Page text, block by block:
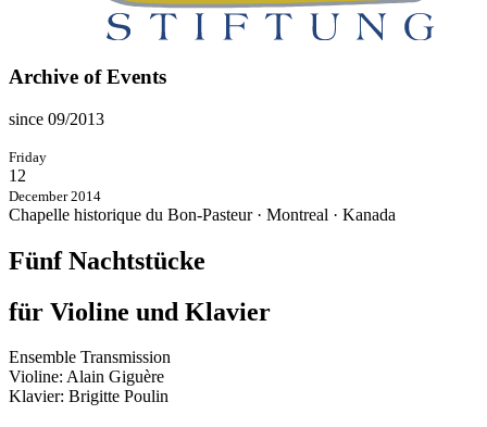
Archive of Events
since 09/2013
Friday
12
December 2014
Chapelle historique du Bon-Pasteur · Montreal · Kanada
Fünf Nachtstücke
für Violine und Klavier
Ensemble Transmission
Violine: Alain Giguère
Klavier: Brigitte Poulin